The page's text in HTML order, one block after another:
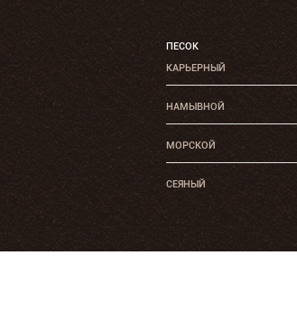
ПЕСОК
КАРЬЕРНЫЙ
НАМЫВНОЙ
МОРСКОЙ
СЕЯНЫЙ